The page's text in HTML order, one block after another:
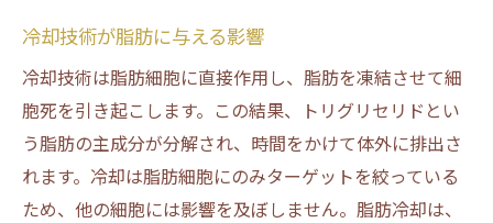
脂肪冷却と他の美容技術の違い
脂肪冷却の短期的および長期的影響
皮膚に優しい脂肪冷却の利点と安全性について
脂肪冷却が肌を守る理由
皮膚科学的視点から見た脂肪冷却
冷却技術が脂肪に与える影響
冷却技術は脂肪細胞に直接作用し、脂肪を凍結させて細
胞死を引き起こします。この結果、トリグリセリドとい
う脂肪の主成分が分解され、時間をかけて体外に排出さ
れます。冷却は脂肪細胞にのみターゲットを絞っている
ため、他の細胞には影響を及ぼしません。脂肪冷却は、